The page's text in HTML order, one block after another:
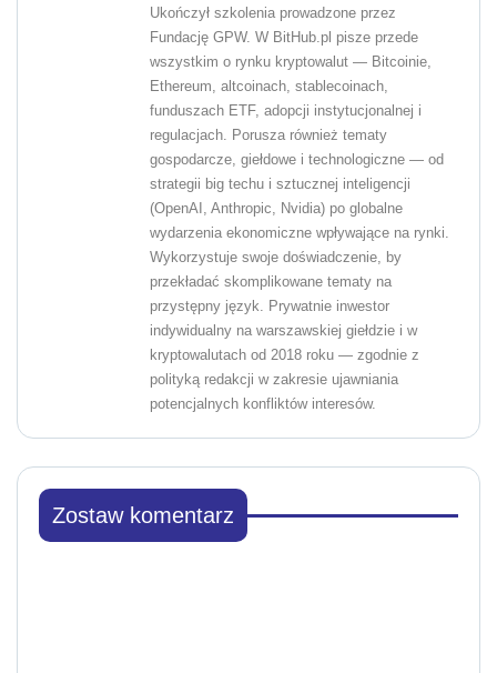
Ukończył szkolenia prowadzone przez
Fundację GPW. W BitHub.pl pisze przede
wszystkim o rynku kryptowalut — Bitcoinie,
Ethereum, altcoinach, stablecoinach,
funduszach ETF, adopcji instytucjonalnej i
regulacjach. Porusza również tematy
gospodarcze, giełdowe i technologiczne — od
strategii big techu i sztucznej inteligencji
(OpenAI, Anthropic, Nvidia) po globalne
wydarzenia ekonomiczne wpływające na rynki.
Wykorzystuje swoje doświadczenie, by
przekładać skomplikowane tematy na
przystępny język. Prywatnie inwestor
indywidualny na warszawskiej giełdzie i w
kryptowalutach od 2018 roku — zgodnie z
polityką redakcji w zakresie ujawniania
potencjalnych konfliktów interesów.
Zostaw komentarz